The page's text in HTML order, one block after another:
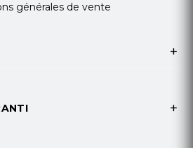
générales de vente